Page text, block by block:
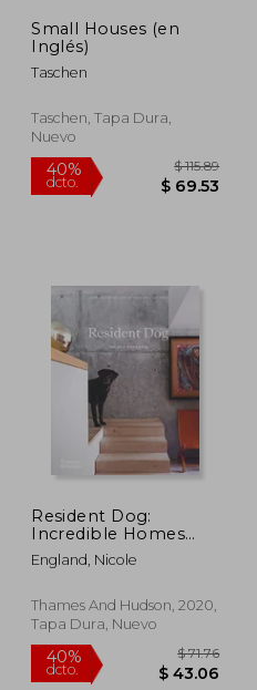
Small Houses (en
Inglés)
Taschen
Taschen, Tapa Dura,
Nuevo
dcto.
Resident Dog:
Incredible Homes
and the Dogs That
Live There (en Inglés)
England, Nicole
Thames And Hudson, 2020,
Tapa Dura, Nuevo